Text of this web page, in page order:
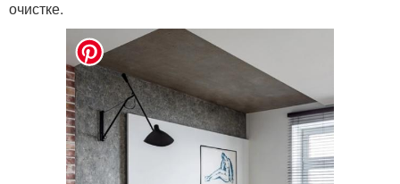
очистке.